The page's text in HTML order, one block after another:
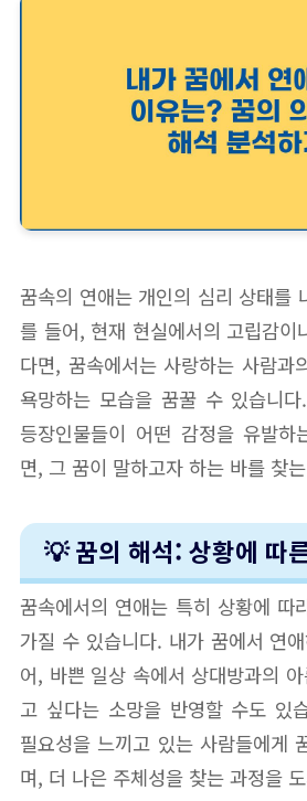
꿈속의 연애는 개인의 심리 상태를
를 들어, 현재 현실에서의 고립감이
다면, 꿈속에서는 사랑하는 사람과
욕망하는 모습을 꿈꿀 수 있습니
등장인물들이 어떤 감정을 유발하
면, 그 꿈이 말하고자 하는 바를 찾
💡 꿈의 해석: 상황에 따
꿈속에서의 연애는 특히 상황에 따
가질 수 있습니다. 내가 꿈에서 연
어, 바쁜 일상 속에서 상대방과의
고 싶다는 소망을 반영할 수도 있
필요성을 느끼고 있는 사람들에게
며, 더 나은 주체성을 찾는 과정을